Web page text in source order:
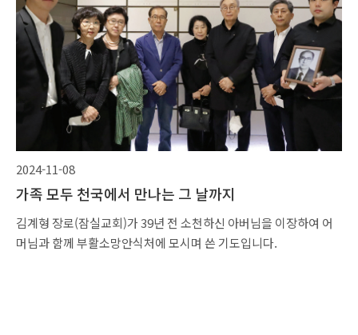
2024-11-08
가족 모두 천국에서 만나는 그 날까지
김계형 장로(잠실교회)가 39년 전 소천하신 아버님을 이장하여 어
머님과 함께 부활소망안식처에 모시며 쓴 기도입니다.